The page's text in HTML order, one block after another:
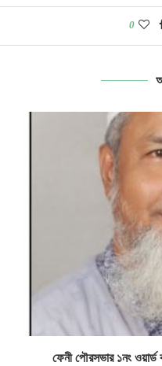
0
ফেনী পৌরসভার ১নং ওয়ার্ড